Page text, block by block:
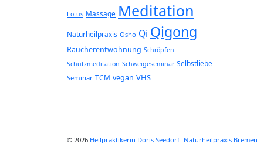
Lotus Massage Meditation
Naturheilpraxis Osho Qi Qigong
Raucherentwöhnung Schröpfen
Schutzmeditation Schweigeseminar Selbstliebe
Seminar TCM vegan VHS
© 2026 Heilpraktikerin Doris Seedorf- Naturheilpraxis Bremen